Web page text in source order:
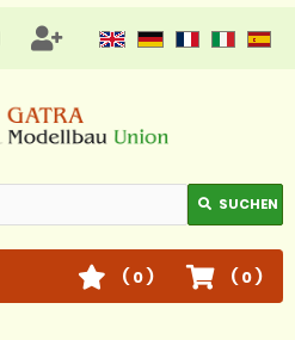
SUCHEN
( 0)
( 0)